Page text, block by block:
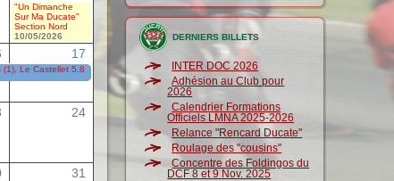
"Un Dimanche
Sur Ma Ducate"
Section Nord
10/05/2026
17
Le Castellet 5.8 (Sunday Ride Classic) 15/05/2026-17/05/2026
24
31
DERNIERS BILLETS
INTER DOC 2026
Adhésion au Club pour
2026
Calendrier Formations
Officiels LMNA 2025-2026
Relance "Rencard Ducate"
Roulage des "cousins"
Concentre des Foldingos du
DCF 8 et 9 Nov. 2025